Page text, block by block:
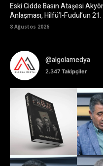
Eski Cidde Basın Ataşesi
Anlaşması, Hilfü’l-Fudul’un
8 Ağustos 2026
@algolamedya
2.347 Takipçiler